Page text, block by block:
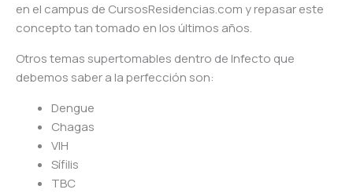
en el campus de CursosResidencias.com y repasar este
concepto tan tomado en los últimos años.
Otros temas supertomables dentro de Infecto que
debemos saber a la perfección son:
Dengue
Chagas
VIH
Sífilis
TBC